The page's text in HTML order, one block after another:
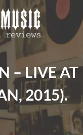
– LIVE AT
2015).